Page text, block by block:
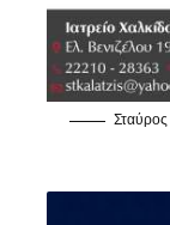
Σταύρος